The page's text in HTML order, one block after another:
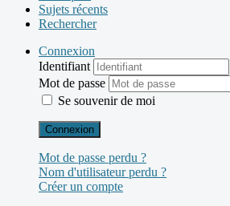
Sujets récents
Rechercher
Connexion
Identifiant
Mot de passe
Se souvenir de moi
Connexion
Mot de passe perdu ?
Nom d'utilisateur perdu ?
Créer un compte